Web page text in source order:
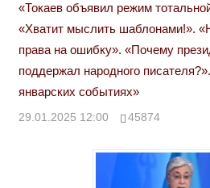
«Токаев объявил режим
«Хватит мыслить шаблонами!».
права на ошибку». «Почему
поддержал народного
январских событиях»
29.01.2025 12:00 45874